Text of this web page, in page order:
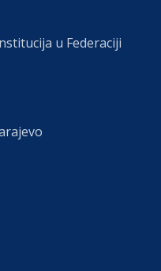
u Federaciji